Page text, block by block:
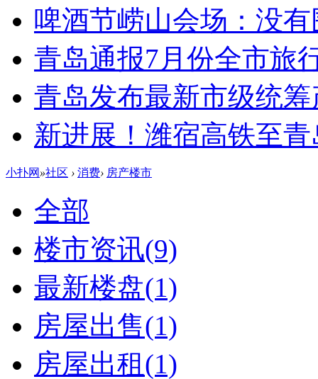
啤酒节崂山会场：没有
青岛通报7月份全市旅
青岛发布最新市级统
新进展！潍宿高铁至
小扑网 »社区 › 消费› 房产楼市
全部
楼市资讯(9)
最新楼盘(1)
房屋出售(1)
房屋出租(1)